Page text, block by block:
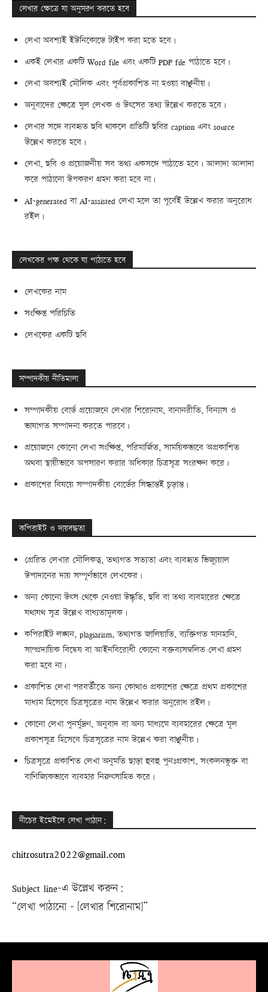
লেখার ক্ষেত্রে যা অনুসরণ করতে হবে
লেখা অবশ্যই ইউনিকোডে টাইপ করা হতে হবে।
একই লেখার একটি Word file এবং একটি PDF file পাঠাতে হবে।
লেখা অবশ্যই মৌলিক এবং পূর্বপ্রকাশিত না হওয়া বাঞ্ছনীয়।
অনুবাদের ক্ষেত্রে মূল লেখক ও উৎসের তথ্য উল্লেখ করতে হবে।
লেখার সঙ্গে ব্যবহৃত ছবি থাকলে প্রতিটি ছবির caption এবং source
উল্লেখ করতে হবে।
লেখা, ছবি ও প্রয়োজনীয় সব তথ্য একসঙ্গে পাঠাতে হবে। আলাদা আলাদা
করে পাঠানো উপকরণ গ্রহণ করা হবে না।
AI-generated বা AI-assisted লেখা হলে তা পূর্বেই উল্লেখ করার অনুরোধ
রইল।
লেখকের পক্ষ থেকে যা পাঠাতে হবে
লেখকের নাম
সংক্ষিপ্ত পরিচিতি
লেখকের একটি ছবি
সম্পাদকীয় নীতিমালা
সম্পাদকীয় বোর্ড প্রয়োজনে লেখার শিরোনাম, বানানরীতি, বিন্যাস ও
ভাষাগত সম্পাদনা করতে পারবে।
প্রয়োজনে কোনো লেখা সংক্ষিপ্ত, পরিমার্জিত, সাময়িকভাবে অপ্রকাশিত
অথবা স্থায়ীভাবে অপসারণ করার অধিকার চিত্রসূত্র সংরক্ষণ করে।
প্রকাশের বিষয়ে সম্পাদকীয় বোর্ডের সিদ্ধান্তই চূড়ান্ত।
কপিরাইট ও দায়বদ্ধতা
প্রেরিত লেখার মৌলিকত্ব, তথ্যগত সত্যতা এবং ব্যবহৃত ভিজ্যুয়াল
উপাদানের দায় সম্পূর্ণভাবে লেখকের।
অন্য কোনো উৎস থেকে নেওয়া উদ্ধৃতি, ছবি বা তথ্য ব্যবহারের ক্ষেত্রে
যথাযথ সূত্র উল্লেখ বাধ্যতামূলক।
কপিরাইট লঙ্ঘন, plagiarism, তথ্যগত জালিয়াতি, ব্যক্তিগত মানহানি,
সাম্প্রদায়িক বিদ্বেষ বা আইনবিরোধী কোনো বক্তব্যসম্বলিত লেখা গ্রহণ
করা হবে না।
প্রকাশিত লেখা পরবর্তীতে অন্য কোথাও প্রকাশের ক্ষেত্রে প্রথম প্রকাশের
মাধ্যম হিসেবে চিত্রসূত্রের নাম উল্লেখ করার অনুরোধ রইল।
কোনো লেখা পুনর্মুদ্রণ, অনুবাদ বা অন্য মাধ্যমে ব্যবহারের ক্ষেত্রে মূল
প্রকাশসূত্র হিসেবে চিত্রসূত্রের নাম উল্লেখ করা বাঞ্ছনীয়।
চিত্রসূত্রে প্রকাশিত লেখা অনুমতি ছাড়া হুবহু পুনঃপ্রকাশ, সংকলনভুক্ত বা
বাণিজ্যিকভাবে ব্যবহার নিরুৎসাহিত করে।
নীচের ইমেইলে লেখা পাঠান:
chitrosutra2022@gmail.com
Subject line-এ উল্লেখ করুন:
“লেখা পাঠানো – [লেখার শিরোনাম]”